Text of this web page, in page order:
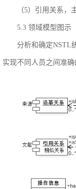
（5）引用关系，
5.3 领域模型图示
分析和确定NSTL
实现不同人员之间准